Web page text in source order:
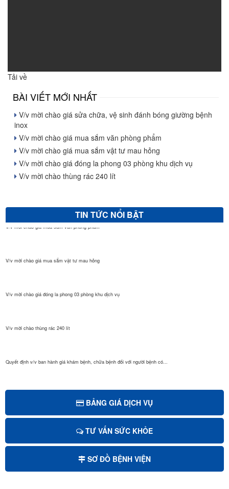
Tải về
BÀI VIẾT MỚI NHẤT
V/v mời chào giá sửa chữa, vệ sinh đánh bóng giường bệnh
inox
V/v mời chào giá mua sắm văn phòng phẩm
V/v mời chào giá mua sắm vật tư mau hỏng
V/v mời chào giá đóng la phong 03 phòng khu dịch vụ
V/v mời chào thùng rác 240 lít
TIN TỨC NỔI BẬT
V/v mời chào giá mua sắm văn phòng phẩm
V/v mời chào giá mua sắm vật tư mau hỏng
Quyết định v/v ban hành giá khám bệnh, chữa bệnh đối với người bệnh có...
Quyết định Giá dịch vụ khám bệnh, chữa bệnh theo yêu cầu áp dụng tại B...
Mời chào giá sửa chữa, cải tạo và nâng nền sảnh chính bệnh viện...
Mời chào giá bảo trì hệ thống xử lý nước thải
BẢNG GIÁ DỊCH VỤ
TƯ VẤN SỨC KHỎE
SƠ ĐỒ BỆNH VIỆN